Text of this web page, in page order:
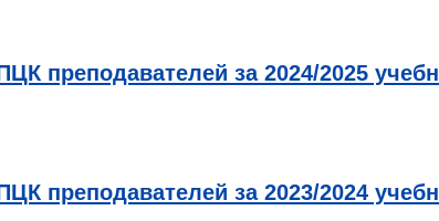
преподавателей за 2024/2025
преподавателей за 2023/2024